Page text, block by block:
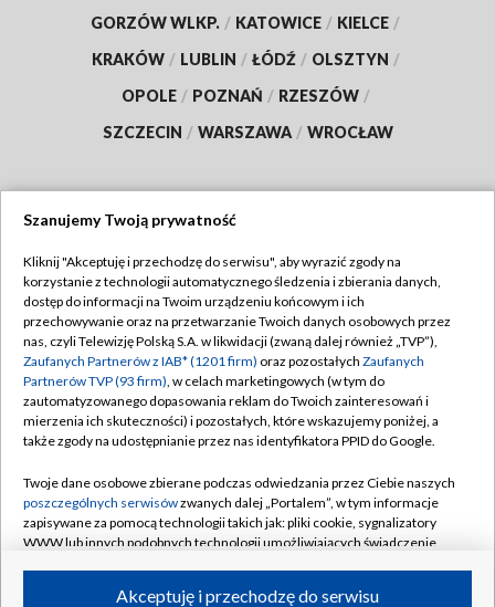
GORZÓW WLKP. / KATOWICE / KIELCE /
KRAKÓW / LUBLIN / ŁÓDŹ / OLSZTYN /
OPOLE / POZNAŃ / RZESZÓW /
SZCZECIN / WARSZAWA / WROCŁAW
TVP
Abonament TVP
Emisja w TVP
Centrum informacji TVP
Naziemna Telewizja Cyfrowa
Rada Programowa
System NOS
Informacje o nadawcy
Regulamin TVP
Polityka prywatności
Moje zgody
Pomoc
Kontakt
Kanały
Szanujemy Twoją prywatność
Kliknij "Akceptuję i przechodzę do serwisu", aby wyrazić zgody na
korzystanie z technologii automatycznego śledzenia i zbierania danych,
dostęp do informacji na Twoim urządzeniu końcowym i ich
przechowywanie oraz na przetwarzanie Twoich danych osobowych przez
nas, czyli Telewizję Polską S.A. w likwidacji (zwaną dalej również „TVP”),
Zaufanych Partnerów z IAB* (1201 firm) oraz pozostałych Zaufanych
Partnerów TVP (93 firm), w celach marketingowych (w tym do
zautomatyzowanego dopasowania reklam do Twoich zainteresowań i
mierzenia ich skuteczności) i pozostałych, które wskazujemy poniżej, a
także zgody na udostępnianie przez nas identyfikatora PPID do Google.
Twoje dane osobowe zbierane podczas odwiedzania przez Ciebie naszych
poszczególnych serwisówzwanych dalej „Portalem”, w tym informacje
zapisywane za pomocą technologii takich jak: pliki cookie, sygnalizatory
WWW lub innych podobnych technologii umożliwiających świadczenie
ruchu w Internecie.Akceptuję i przechodzę do serwisu